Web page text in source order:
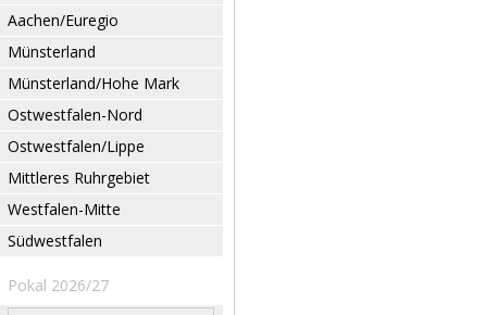
Aachen/Euregio
Münsterland
Münsterland/Hohe Mark
Ostwestfalen-Nord
Ostwestfalen/Lippe
Mittleres Ruhrgebiet
Westfalen-Mitte
Südwestfalen
Pokal 2026/27